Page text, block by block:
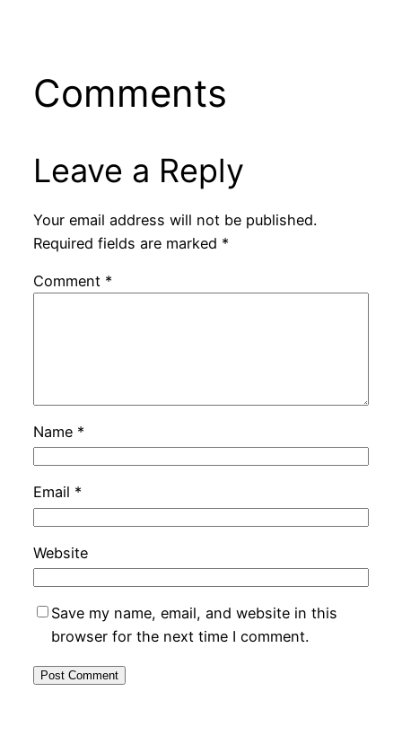
Comments
Leave a Reply
Your email address will not be published.
Required fields are marked *
Comment *
Name *
Email *
Website
Save my name, email, and website in this
browser for the next time I comment.